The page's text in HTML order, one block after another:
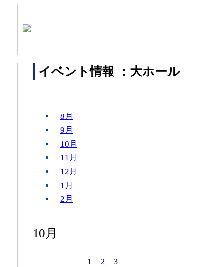
イベント情報 ：大ホール
8月
9月
10月
11月
12月
1月
2月
10月
1 2
3